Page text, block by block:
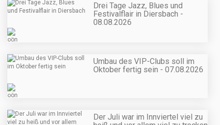
Drei Tage Jazz, Blues und
Festivalflair in Diersbach -
08.08.2026
Umbau des VIP-Clubs soll im
Oktober fertig sein - 07.08.2026
Der Juli war im Innviertel viel zu